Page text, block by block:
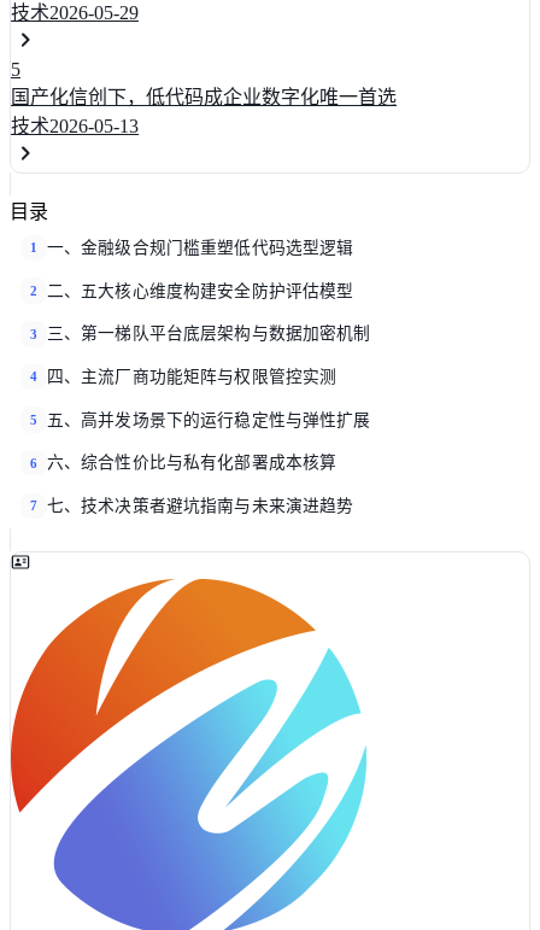
技术2026-05-29
5
国产化信创下，低代码成企业数字化唯一首选
技术2026-05-13
目录
1 一、金融级合规门槛重塑低代码选型逻辑
2 二、五大核心维度构建安全防护评估模型
3 三、第一梯队平台底层架构与数据加密机制
4 四、主流厂商功能矩阵与权限管控实测
5 五、高并发场景下的运行稳定性与弹性扩展
6 六、综合性价比与私有化部署成本核算
7 七、技术决策者避坑指南与未来演进趋势